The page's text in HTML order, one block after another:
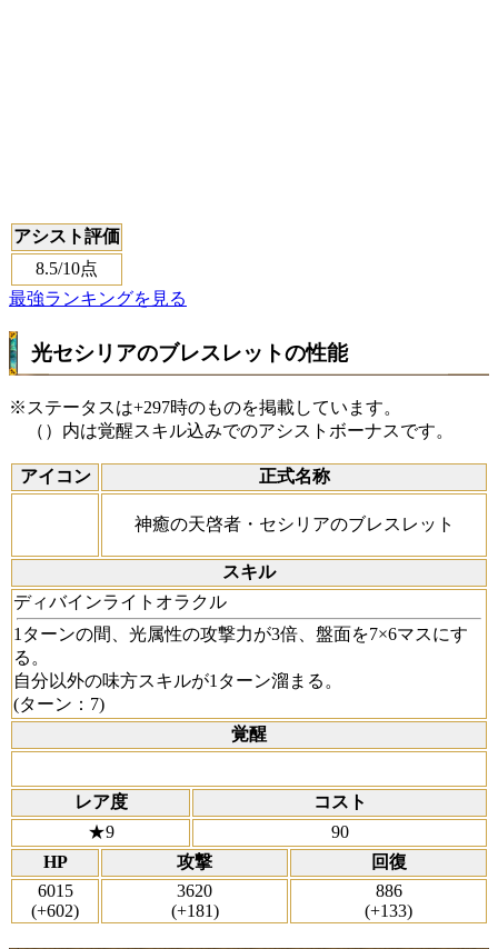
アシスト評価
8.5/10点
最強ランキングを見る
光セシリアのブレスレットの性能
※ステータスは+297時のものを掲載しています。
（）内は覚醒スキル込みでのアシストボーナスです。
アイコン 正式名称
神癒の天啓者・セシリアのブレスレット
スキル
ディバインライトオラクル
1ターンの間、光属性の攻撃力が3倍、盤面を7×6マスにす
る。
自分以外の味方スキルが1ターン溜まる。
(ターン：7)
覚醒
レア度
コスト
★9
90
HP
攻撃
回復
6015
(+602)
3620
(+181)
886
(+133)